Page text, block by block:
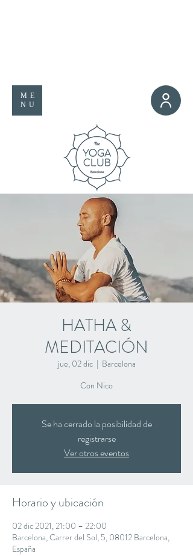
ME
NU
HATHA &
MEDITACIÓN
jue, 02 dic
  |
Barcelona
Con Nico
Se ha cerrado la posibilidad de
registrarse
Ver otros eventos
Horario y ubicación
02 dic 2021, 21:00 – 22:00
Barcelona, Carrer del Sol, 5, 08012 Barcelona,
España